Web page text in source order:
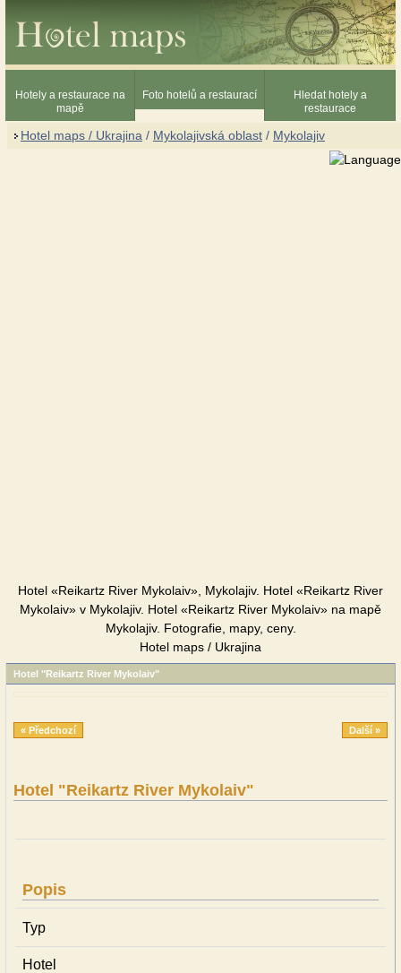
Hotely a restaurace na
mapě
Foto hotelů a restaurací
Hledat hotely a
restaurace
Hotel maps / Ukrajina / Mykolajivská oblast / Mykolajiv
Hotel «Reikartz River Mykolaiv», Mykolajiv. Hotel «Reikartz River
Mykolaiv» v Mykolajiv. Hotel «Reikartz River Mykolaiv» na mapě
Mykolajiv. Fotografie, mapy, ceny.
Hotel maps / Ukrajina
Hotel "Reikartz River Mykolaiv"
« Předchozí Další »
Hotel "Reikartz River Mykolaiv"
Popis
Typ
Hotel